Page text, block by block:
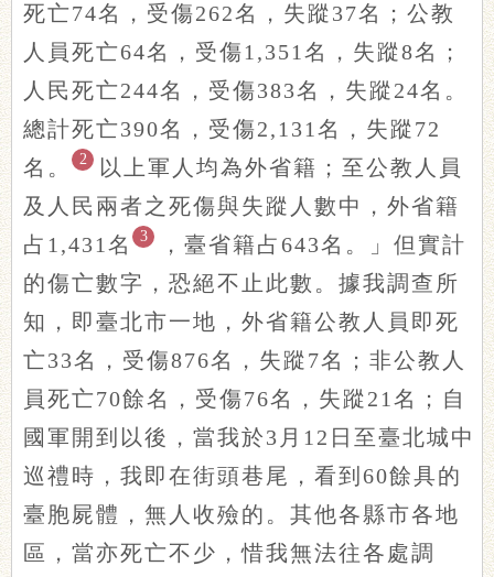
死亡74名，受傷262名，失蹤37名；公教
人員死亡64名，受傷1,351名，失蹤8名；
人民死亡244名，受傷383名，失蹤24名。
總計死亡390名，受傷2,131名，失蹤72
名。
2
以上軍人均為外省籍；至公教人員
及人民兩者之死傷與失蹤人數中，外省籍
占1,431名
3
，臺省籍占643名。」但實計
的傷亡數字，恐絕不止此數。據我調查所
知，即臺北市一地，外省籍公教人員即死
亡33名，受傷876名，失蹤7名；非公教人
員死亡70餘名，受傷76名，失蹤21名；自
國軍開到以後，當我於3月12日至臺北城中
巡禮時，我即在街頭巷尾，看到60餘具的
臺胞屍體，無人收殮的。其他各縣市各地
區，當亦死亡不少，惜我無法往各處調